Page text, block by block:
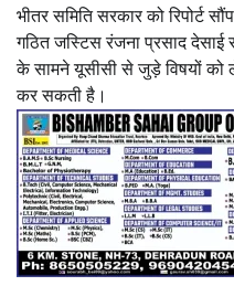
भीतर समिति सरकार को रिपोर्ट
गठित जस्टिस रंजना प्रसाद देसाई
के सामने यूसीसी से जुड़े विषयों को
कर सकती है।